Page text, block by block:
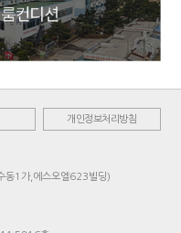
개인정보처리방침
동1가,에스오엘623빌딩)